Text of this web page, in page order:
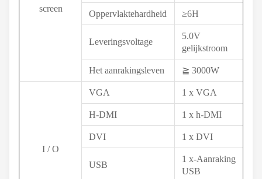
screen
Oppervlaktehardheid ≥6H
Leveringsvoltage
5.0V
gelijkstroom
Het aanrakingsleven ≧ 3000W
I / O
VGA 1 x VGA
H-DMI 1 x h-DMI
DVI 1 x DVI
USB
1 x-Aanraking
USB